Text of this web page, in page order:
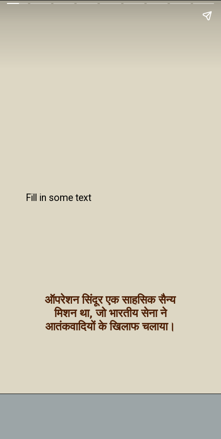
Fill in some text
ऑपरेशन सिंदूर एक साहसिक सैन्य
मिशन था, जो भारतीय सेना ने
आतंकवादियों के खिलाफ चलाया।